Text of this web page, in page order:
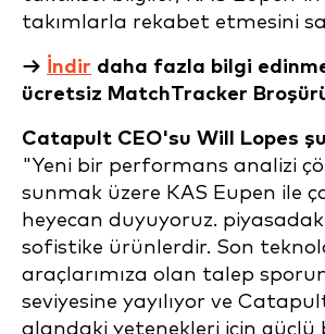
takımlarla rekabet etmesini
→ İndir daha fazla bilgi
ücretsiz MatchTracker
Catapult CEO'su Will Lopes
"Yeni bir performans analizi
sunmak üzere KAS Eupen ile
heyecan duyuyoruz.
sofistike ürünlerdir. Son
araçlarımıza olan talep
seviyesine yayılıyor ve
alandaki yetenekleri için güçlü